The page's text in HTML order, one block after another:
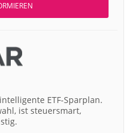
ETF-Sparplan.
ist steuersmart,